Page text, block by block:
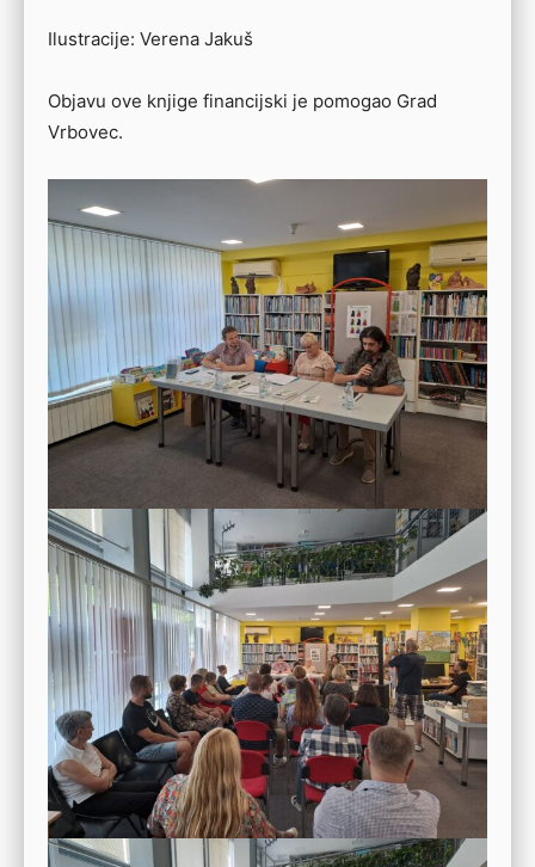
Ilustracije: Verena Jakuš
Objavu ove knjige financijski je pomogao Grad
Vrbovec.